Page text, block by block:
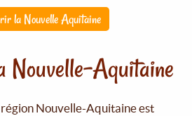
la Nouvelle Aquitaine
Nouvelle-Aquitaine
région Nouvelle-Aquitaine est